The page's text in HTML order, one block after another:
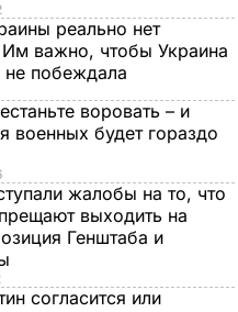
реально нет
важно, чтобы Украина
не побеждала
воровать – и
военных будет гораздо
жалобы на то, что
выходить на
Генштаба и
согласится или